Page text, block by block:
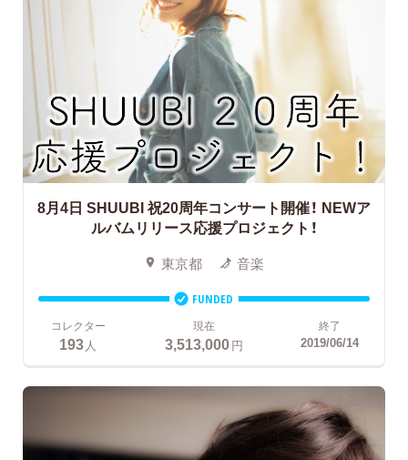
8月4日 SHUUBI 祝20周年コンサート開催！ NEWア
ルバムリリース応援プロジェクト！
東京都 音楽
FUNDED
コレクター
193人
現在
3,513,000円
終了
2019/06/14